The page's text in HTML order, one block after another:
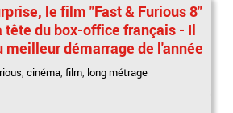
le film "Fast & Furious 8"
tête du box-office français - Il
meilleur démarrage de l'année
,cinéma,film, long métrage